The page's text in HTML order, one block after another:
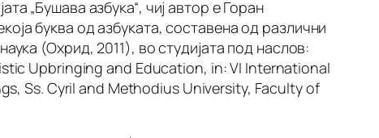
„Бушава азбука“, чиј автор е Горан
буква од азбуката, составена од различни
(Охрид, 2011), во студијата под наслов:
Upbringing and Education, in: VI International
Ss. Cyril and Methodius University, Faculty of